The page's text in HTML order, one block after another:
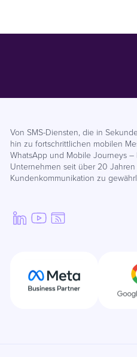
Von SMS-Diensten, die in
hin zu fortschrittlichen mobilen
WhatsApp und Mobile Journeys
Unternehmen seit über 20
Kundenkommunikation zu